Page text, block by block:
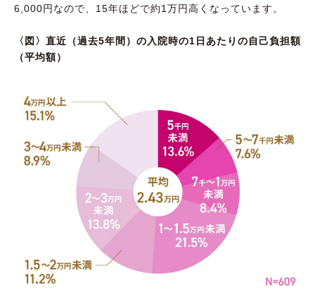
6,000円なので、15年ほどで約1万円高くなっています。
〈図〉直近（過去5年間）の入院時の1日あたりの自己負担額
（平均額）